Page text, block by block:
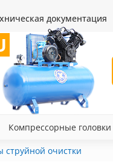
документация
Компрессорные головки
струйной очистки